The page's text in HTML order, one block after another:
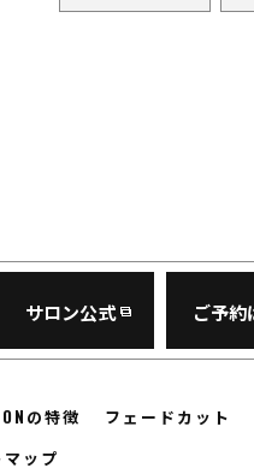
サロン公式 ご予約
の特徴 フェードカット
ップ